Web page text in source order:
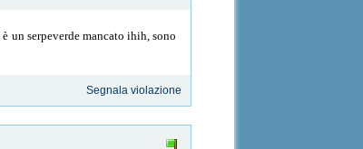
un serpeverde mancato ihih, sono
Segnala violazione